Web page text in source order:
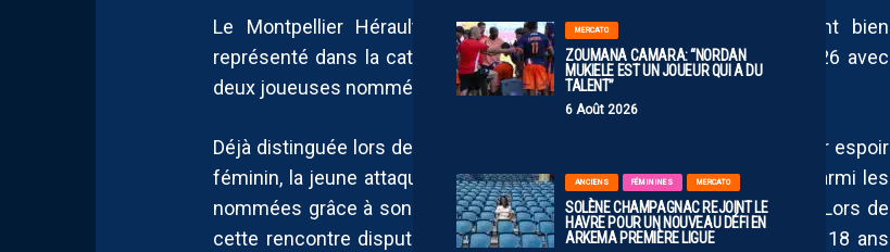
MERCATO
ZOUMANA CAMARA: “NORDAN
MUKIELE EST UN JOUEUR QUI A DU
TALENT”
6 Août 2026
ANCIENS FÉMININES MERCATO
SOLÈNE CHAMPAGNAC REJOINT LE
HAVRE POUR UN NOUVEAU DÉFI EN
ARKEMA PREMIÈRE LIGUE
Le Montpellier Hérault Sport Club Féminines sera particulièrement bien
représenté dans la catégorie du plus beau but de la saison 2025/2026 avec
deux joueuses nommées.
Déjà distinguée lors des trophées UNFP en recevant le prix de meilleur espoir
féminin, la jeune attaquante montpelliéraine Justine Rouquet figure parmi les
nommées grâce à son incroyable lob inscrit face au PSG Féminines. Lors de
cette rencontre disputée à la Mosson en avril dernier, la joueuse de 18 ans